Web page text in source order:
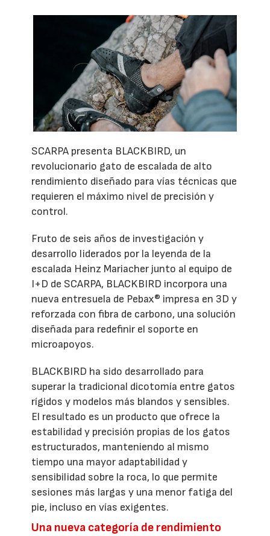
SCARPA presenta BLACKBIRD, un
revolucionario gato de escalada de alto
rendimiento diseñado para vías técnicas que
requieren el máximo nivel de precisión y
control.
Fruto de seis años de investigación y
desarrollo liderados por la leyenda de la
escalada Heinz Mariacher junto al equipo de
I+D de SCARPA, BLACKBIRD incorpora una
nueva entresuela de Pebax® impresa en 3D y
reforzada con fibra de carbono, una solución
diseñada para redefinir el soporte en
microapoyos.
BLACKBIRD ha sido desarrollado para
superar la tradicional dicotomía entre gatos
rígidos y modelos más blandos y sensibles.
El resultado es un producto que ofrece la
estabilidad y precisión propias de los gatos
estructurados, manteniendo al mismo
tiempo una mayor adaptabilidad y
sensibilidad sobre la roca, lo que permite
sesiones más largas y una menor fatiga del
pie, incluso en vías exigentes.
Una nueva categoría de rendimiento